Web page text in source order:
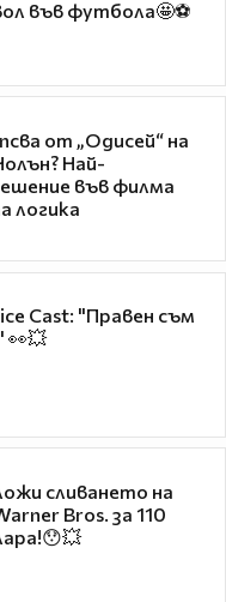
във футбола🤩⚽
от „Одисей“ на
Най-
във филма
логика
Cast: "Правен съм
👀💥
сливането на
Bros. за 110